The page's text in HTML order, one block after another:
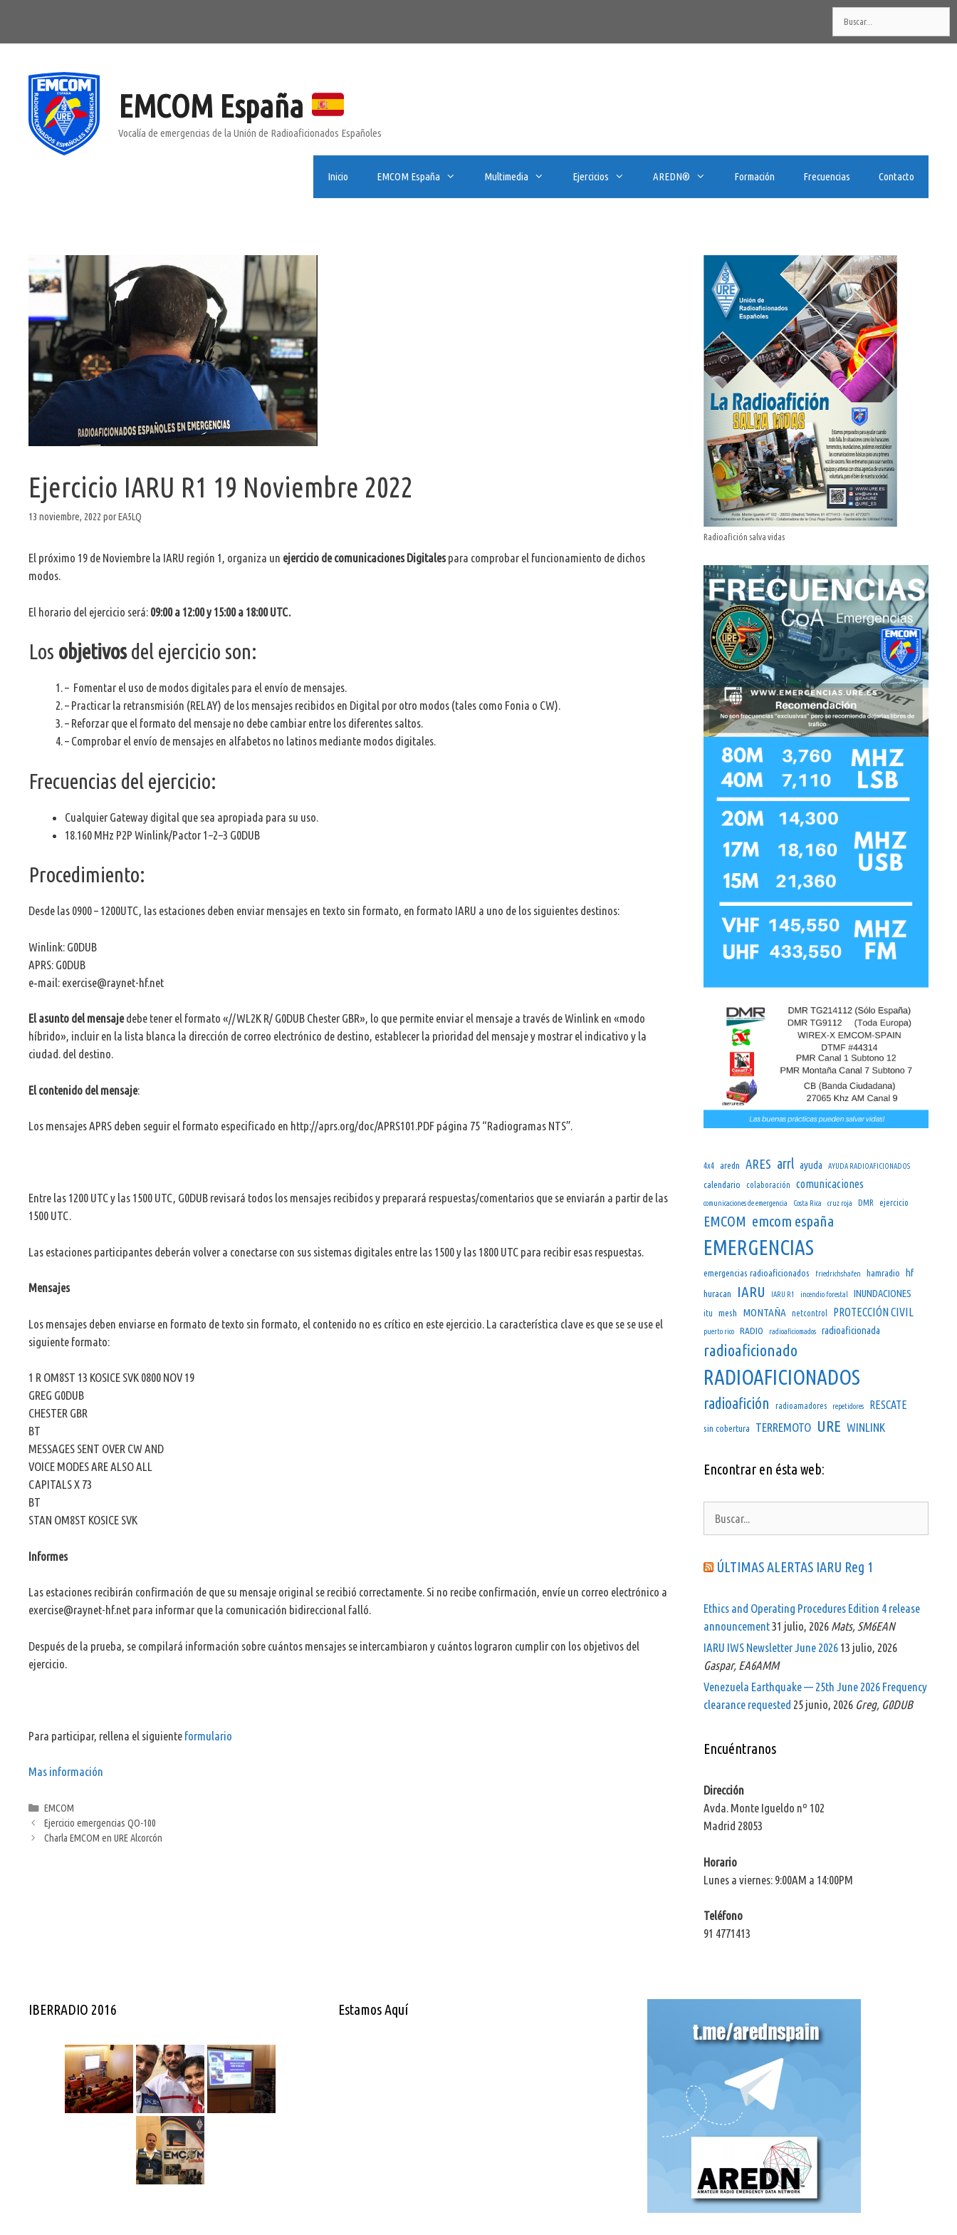
contenido
EMCOM España
Vocalía de emergencias de la Unión de Radioaficionados Españoles
Inicio EMCOM España Multimedia Ejercicios AREDN®️ Formación Frecuencias Contacto
Ejercicio IARU R1 19 Noviembre 2022
13 noviembre, 2022 porEA5LQ
El próximo 19 de Noviembre la IARU región 1, organiza un ejercicio de comunicaciones Digitalespara comprobar el funcionamiento de dichos
modos.
El horario del ejercicio será: 09:00 a 12:00 y 15:00 a 18:00 UTC.
Los objetivosdel ejercicio son:
– Fomentar el uso de modos digitales para el envío de mensajes.
– Practicar la retransmisión (RELAY) de los mensajes recibidos en Digital por otro modos (tales como Fonia o CW).
– Reforzar que el formato del mensaje no debe cambiar entre los diferentes saltos.
– Comprobar el envío de mensajes en alfabetos no latinos mediante modos digitales.
Frecuencias del ejercicio:
Cualquier Gateway digital que sea apropiada para su uso.
18.160 MHz P2P Winlink/Pactor 1−2−3 G0DUB
Procedimiento:
Desde las 0900 – 1200UTC, las estaciones deben enviar mensajes en texto sin formato, en formato IARU a uno de los siguientes destinos:
Winlink: G0DUB
APRS: G0DUB
e‑mail: exercise@raynet-hf.net
El asunto del mensajedebe tener el formato «//WL2K R/ G0DUB Chester GBR», lo que permite enviar el mensaje a través de Winlink en «modo
híbrido», incluir en la lista blanca la dirección de correo electrónico de destino, establecer la prioridad del mensaje y mostrar el indicativo y la
ciudad. del destino.
El contenido del mensaje:
Los mensajes APRS deben seguir el formato especificado en http://aprs.org/doc/APRS101.PDF página 75 “Radiogramas NTS”.
Entre las 1200 UTC y las 1500 UTC, G0DUB revisará todos los mensajes recibidos y preparará respuestas/comentarios que se enviarán a partir de las
1500 UTC.
Las estaciones participantes deberán volver a conectarse con sus sistemas digitales entre las 1500 y las 1800 UTC para recibir esas respuestas.
Mensajes
Los mensajes deben enviarse en formato de texto sin formato, el contenido no es crítico en este ejercicio. La característica clave es que se se use el
siguiente formato:
1 R OM8ST 13 KOSICE SVK 0800 NOV 19
GREG G0DUB
CHESTER GBR
BT
MESSAGES SENT OVER CW AND
VOICE MODESAREALSOALL
CAPITALSX 73
BT
STAN OM8ST KOSICE SVK
Informes
Las estaciones recibirán confirmación de que su mensaje original se recibió correctamente. Si no recibe confirmación, envíe un correo electrónico a
exercise@raynet-hf.net para informar que la comunicación bidireccional falló.
Después de la prueba, se compilará información sobre cuántos mensajes se intercambiaron y cuántos lograron cumplir con los objetivos del
ejercicio.
Para participar, rellena el siguiente formulario
Mas información
Categorías
EMCOM
Ejercicio emergencias QO-100
Charla EMCOM en URE Alcorcón
Radioafición salva vidas
4x4 aredn ARES arrl ayuda AYUDA RADIOAFICIONADOS
calendario colaboración comunicaciones
comunicaciones de emergencia Costa Rica cruz roja DMR ejercicio
EMCOM emcom españa
EMERGENCIAS
emergencias radioaficionados friedrichshafen hamradio hf
huracan IARU IARU R1 incendio forestal INUNDACIONES
itu mesh MONTAÑA netcontrol PROTECCIÓN CIVIL
puerto rico RADIO radioaficiomados radioaficionada
radioaficionado
RADIOAFICIONADOS
radioafición radioamadores repetidores RESCATE
sin cobertura TERREMOTO URE WINLINK
Encontrar en ésta web:
ÚLTIMAS ALERTAS IARU Reg 1
Ethics and Operating Procedures Edition 4 release
announcement31 julio, 2026 Mats, SM6EAN
IARU IWS Newsletter June 2026 13 julio, 2026
Gaspar, EA6AMM
Venezuela Earthquake — 25th June 2026 Frequency
clearance requested 25 junio, 2026 Greg, G0DUB
Encuéntranos
Dirección
Avda. Monte Igueldo nº 102
Madrid 28053
Horario
Lunes a viernes: 9:00AM a 14:00PM
Teléfono
91 4771413
IBERRADIO 2016 Estamos Aquí